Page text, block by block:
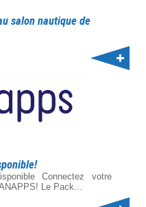
salon nautique de
Connectez votre
Le Pack...